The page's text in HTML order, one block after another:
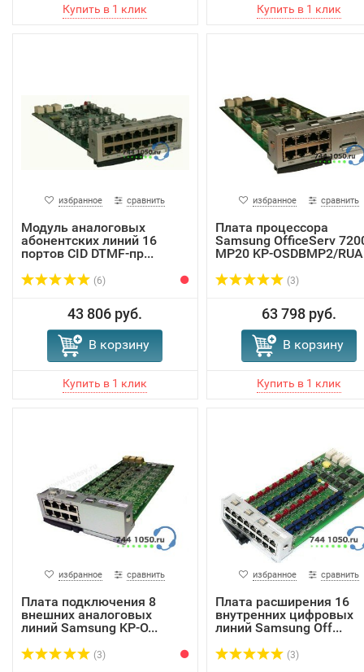
избранное сравнить
Модуль аналоговых
абонентских линий 16
портов CID DTMF-пр...
(6)
43 806 руб.
В корзину
избранное сравнить
Плата процессора
Samsung OfficeServ
MP20 KP-OSDBMP2/RUA
(3)
63 798 руб.
В корзину
избранное сравнить
Плата подключения 8
внешних аналоговых
линий Samsung KP-O...
(3)
избранное сравнить
Плата расширения 16
внутренних цифровых
линий Samsung Off...
(3)